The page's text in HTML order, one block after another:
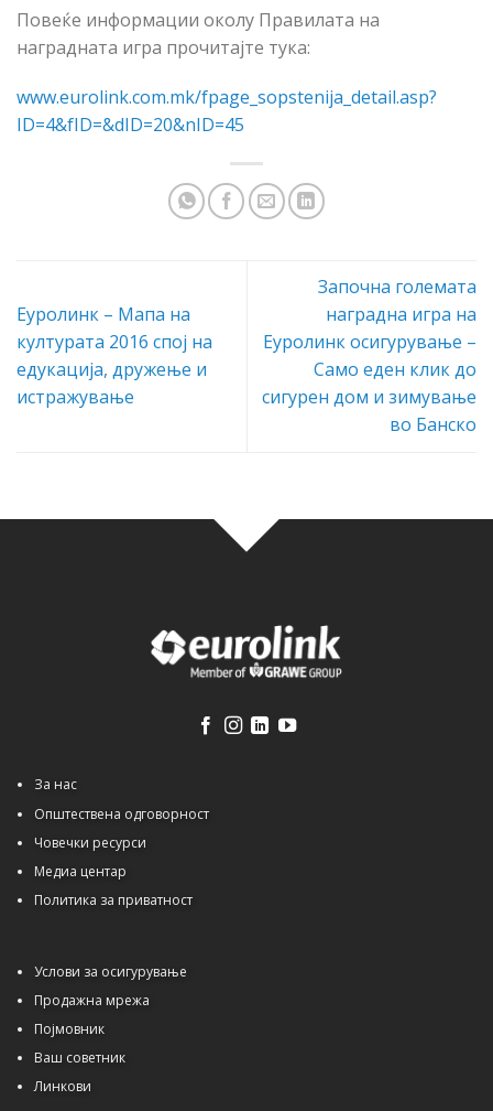
Повеќе информации околу Правилата на
наградната игра прочитајте тука:
www.eurolink.com.mk/fpage_sopstenija_detail.asp?
ID=4&fID=&dID=20&nID=45
Еуролинк – Мапа на
културата 2016 спој на
едукација, дружење и
истражување
Започна големата
наградна игра на
Еуролинк осигурување –
Само еден клик до
сигурен дом и зимување
во Банско
За нас
Општествена одговорност
Човечки ресурси
Медиа центар
Политика за приватност
Услови за осигурување
Продажна мрежа
Појмовник
Ваш советник
Линкови